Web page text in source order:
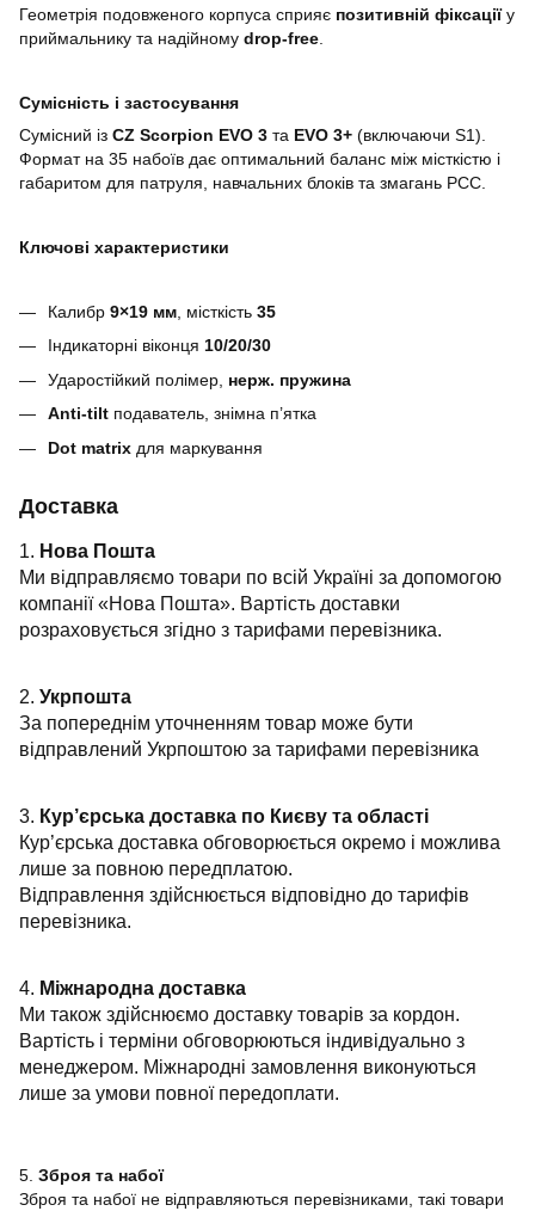
Геометрія подовженого корпуса сприяє позитивній фіксаціїу
приймальнику та надійному drop-free
Сумісність і застосування
Сумісний із CZ Scorpion EVO 3 та EVO 3+ (включаючи S1).
Формат на 35 набоїв дає оптимальний баланс між місткістю і
габаритом для патруля, навчальних блоків та змагань PCC.
Ключові характеристики
Калибр 9×19 мм , місткість 35
Індикаторні віконця 10/20/30
Ударостійкий полімер, нерж. пружина
Anti-tilt подаватель, знімна п’ятка
Dot matrix для маркування
Доставка
1. Нова Пошта
Ми відправляємо товари по всій Україні за допомогою
компанії «Нова Пошта». Вартість доставки
розраховується згідно з тарифами перевізника.
2. Укрпошта
За попереднім уточненням товар може бути
відправлений Укрпоштою за тарифами перевізника
3. Кур’єрська доставка по Києву та області
Кур’єрська доставка обговорюється окремо і можлива
лише за повною передплатою.
Відправлення здійснюється відповідно до тарифів
перевізника.
4. Міжнародна доставка
Ми також здійснюємо доставку товарів за кордон.
Вартість і терміни обговорюються індивідуально з
менеджером. Міжнародні замовлення виконуються
лише за умови повної передоплати.
5. Зброя та набої
Зброя та набої не відправляються перевізниками, такі товари